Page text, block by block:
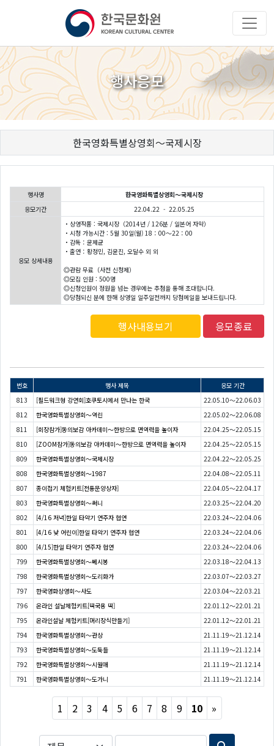
행사응모
한국영화특별상영회～국제시장
행사명
한국영화특별상영회～국제시장
응모기간
22.04.22 - 22.05.25
응모 상세내용
・상영작품 : 국제시장（2014년 / 126분 / 일본어 자막）
・시청 가능시간 : 5월 30일(월) 18：00～22：00
・감독：윤제균
・출연：황정민, 김윤진, 오달수 외 외
◎관람 무료（사전 신청제）
◎모집 인원 : 500명
◎신청인원이 정원을 넘는 경우에는 추첨을 통해 초대합니다.
◎당첨되신 분에 한해 상영일 일주일전까지 당첨메일을 보내드립니다.
행사내용보기 응모종료
번호 행사 제목
응모 기간
813
[필드워크형 강연회]호쿠토시에서 만나는 한국
22.05.10～22.06.03
812
한국영화특별상영회〜역린
22.05.02～22.06.08
811
[회장참가]동의보감 아카데미～한방으로 면역력을 높이자
22.04.25～22.05.15
810
[ZOOM참가]동의보감 아카데미～한방으로 면역력을 높이자
22.04.25～22.05.15
809
한국영화특별상영회～국제시장
22.04.22～22.05.25
808
한국영화특별상영회〜1987
22.04.08～22.05.11
807
종이접기 체험키트[전통문양상자]
22.04.05～22.04.17
803
한국영화특별상영회〜써니
22.03.25～22.04.20
802
[4/16 저녁]한일 타악기 연주자 협연
22.03.24～22.04.06
801
[4/16 낮 어린이]한일 타악기 연주자 협연
22.03.24～22.04.06
800
[4/15]한일 타악기 연주자 협연
22.03.24～22.04.06
799
한국영화특별상영회〜쎄시봉
22.03.18～22.04.13
798
한국영화특별상영회〜도리화가
22.03.07～22.03.27
797
한국영화상영회〜사도
22.03.04～22.03.21
796
온라인 설날체험키트[떡국용 떡]
22.01.12～22.01.21
795
온라인설날 체험키트[머리장식만들기]
22.01.12～22.01.21
794
한국영화특별상영회〜관상
21.11.19～21.12.14
793
한국영화특별상영회〜도둑들
21.11.19～21.12.14
792
한국영화특별상영회〜시월애
21.11.19～21.12.14
791
한국영화특별상영회〜도가니 21.11.19～21.12.14
1 2 3 4 5 6 7 8 9 10 »